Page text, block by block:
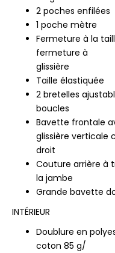
2 poches enfilées
1 poche mètre
Fermeture à la
fermeture à
glissière
Taille élastiquée
2 bretelles
boucles
Bavette frontale
glissière verticale
droit
Couture arrière à
la jambe
Grande bavette
INTÉRIEUR
Doublure en
coton 85 g/